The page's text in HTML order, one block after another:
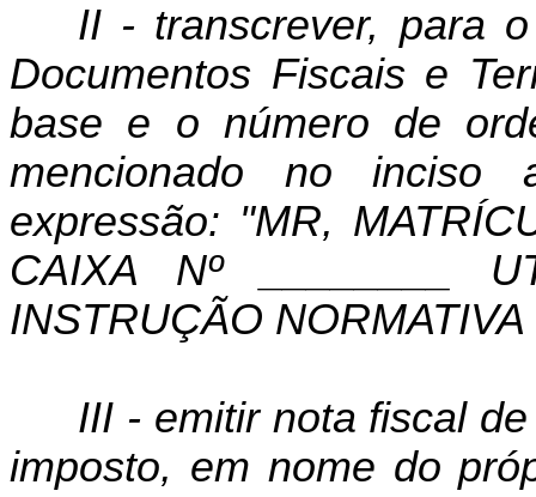
II - transcrever, para
Documentos Fiscais e
base e o número de
mencionado no inciso
expressão: "MR,
CAIXA Nº ________
INSTRUÇÃO
III - emitir nota fiscal
imposto, em nome do